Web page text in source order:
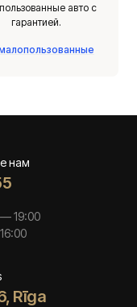
авто с
гарантией.
нам
19:00
Rīga